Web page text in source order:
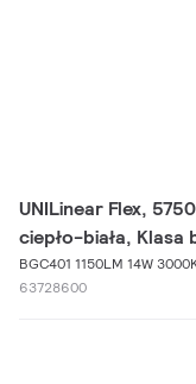
UNILinear Flex,
ciepło-biała, Klasa
BGC401 1150LM 14W
63728600